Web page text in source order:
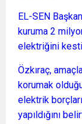
EL-SEN
kuruma 2
elektriğini
Özkıraç,
korumak
elektrik
yapıldığını